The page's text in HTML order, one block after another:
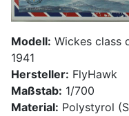
Modell: Wickes class
1941
Hersteller: FlyHawk
Maßstab: 1/700
Material: Polystyrol